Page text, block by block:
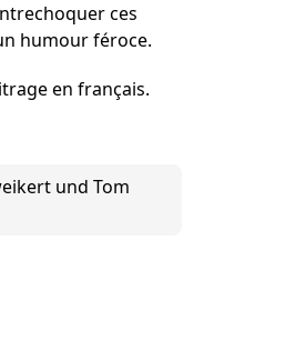
ces
humour féroce.
en français.
und Tom